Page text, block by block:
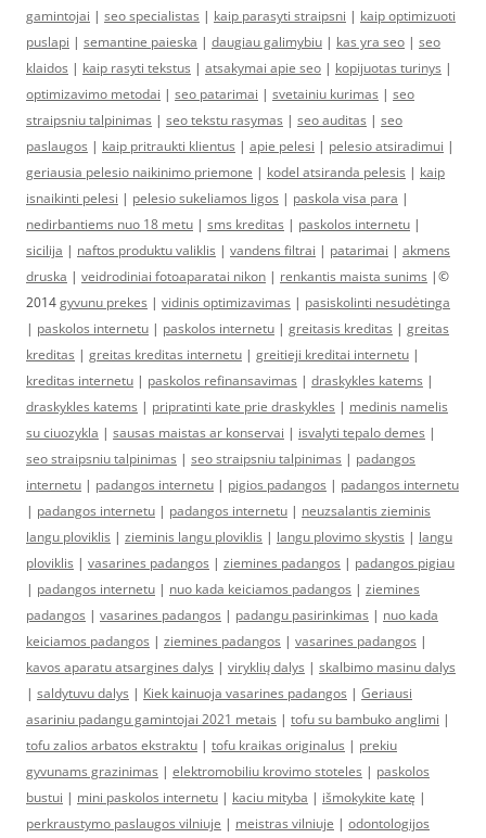
gamintojai | seo specialistas | kaip parasyti straipsni | kaip optimizuoti
puslapi | semantine paieska | daugiau galimybiu | kas yra seo | seo
klaidos | kaip rasyti tekstus | atsakymai apie seo | kopijuotas turinys |
optimizavimo metodai | seo patarimai | svetainiu kurimas | seo
straipsniu talpinimas | seo tekstu rasymas | seo auditas | seo
paslaugos | kaip pritraukti klientus | apie pelesi | pelesio atsiradimui |
geriausia pelesio naikinimo priemone | kodel atsiranda pelesis | kaip
isnaikinti pelesi | pelesio sukeliamos ligos | paskola visa para |
nedirbantiems nuo 18 metu | sms kreditas | paskolos internetu |
sicilija | naftos produktu valiklis | vandens filtrai | patarimai | akmens
druska | veidrodiniai fotoaparatai nikon | renkantis maista sunims |©
2014gyvunu prekes | vidinis optimizavimas | pasiskolinti nesudėtinga
| paskolos internetu | paskolos internetu | greitasis kreditas | greitas
kreditas | greitas kreditas internetu | greitieji kreditai internetu |
kreditas internetu | paskolos refinansavimas | draskykles katems |
draskykles katems | pripratinti kate prie draskykles | medinis namelis
su ciuozykla | sausas maistas ar konservai | isvalyti tepalo demes |
seo straipsniu talpinimas | seo straipsniu talpinimas | padangos
internetu | padangos internetu | pigios padangos | padangos internetu
| padangos internetu | padangos internetu | neuzsalantis zieminis
langu ploviklis | zieminis langu ploviklis | langu plovimo skystis | langu
ploviklis | vasarines padangos | ziemines padangos | padangos pigiau
| padangos internetu | nuo kada keiciamos padangos | ziemines
padangos | vasarines padangos | padangu pasirinkimas | nuo kada
keiciamos padangos | ziemines padangos | vasarines padangos |
kavos aparatu atsargines dalys | viryklių dalys | skalbimo masinu dalys
| saldytuvu dalys | Kiek kainuoja vasarines padangos | Geriausi
asariniu padangu gamintojai 2021 metais | tofu su bambuko anglimi |
tofu zalios arbatos ekstraktu | tofu kraikas originalus | prekiu
gyvunams grazinimas | elektromobiliu krovimo stoteles | paskolos
bustui | mini paskolos internetu | kaciu mityba | išmokykite katę |
perkraustymo paslaugos vilniuje | meistras vilniuje | odontologijos